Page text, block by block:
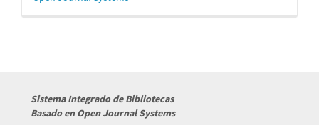
por
Sistema Integrado de Bibliotecas
Basado en Open Journal Systems